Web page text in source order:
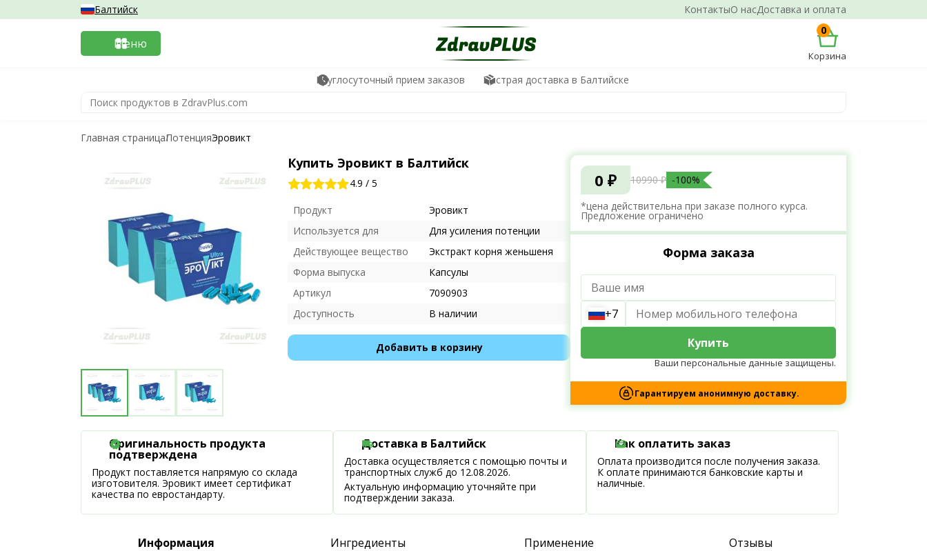
КонтактыО насДоставка и оплата
Балтийск
Меню
0
Корзина
Круглосуточный прием заказов Быстрая доставка в Балтийске
Главная страницаПотенцияЭровикт
Купить Эровикт в Балтийск
4.9 / 5
Продукт
Эровикт
Используется для
Для усиления потенции
Действующее вещество
Экстракт корня женьшеня
Форма выпуска
Капсулы
Артикул
7090903
Доступность
В наличии
Добавить в корзину
0 ₽ 10990 ₽ -100%
*цена действительна при заказе полного курса.
Предложение ограничено
Форма заказа
+7
Купить
Ваши персональные данные защищены.
Гарантируем анонимную доставку.
Оригинальность продукта
подтверждена
Продукт поставляется напрямую со склада
изготовителя. Эровикт имеет сертификат
качества по евростандарту.
Доставка в Балтийск
Доставка осуществляется с помощью почты и
транспортных служб до 12.08.2026.
Актуальную информацию уточняйте при
подтверждении заказа.
Как оплатить заказ
Оплата производится после получения заказа.
К оплате принимаются банковские карты и
наличные.
Информация Ингредиенты Применение Отзывы